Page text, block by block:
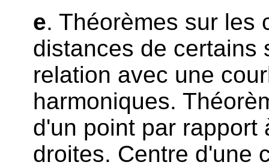
e. Théorèmes sur les
distances de certains
relation avec une
harmoniques.
d'un point par rapport
droites. Centre d'une